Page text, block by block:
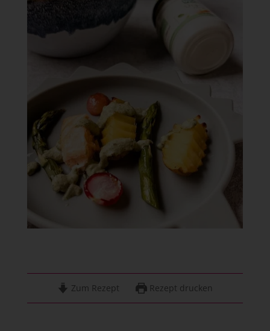
Zum Rezept Rezept drucken